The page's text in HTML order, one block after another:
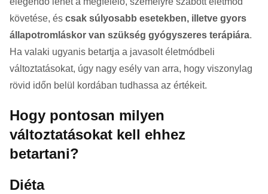
követése, és csak súlyosabb esetekben, illetve gyors
állapotromláskor van szükség gyógyszeres terápiára.
Ha valaki ugyanis betartja a javasolt életmódbeli
változtatásokat, úgy nagy esély van arra, hogy viszonylag
rövid időn belül kordában tudhassa az értékeit.
Hogy pontosan milyen
változtatásokat kell ehhez
betartani?
Diéta